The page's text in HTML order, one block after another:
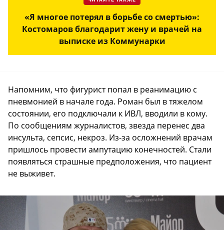
«Я многое потерял в борьбе со смертью»:
Костомаров благодарит жену и врачей на
выписке из Коммунарки
Напомним, что фигурист попал в реанимацию с
пневмонией в начале года. Роман был в тяжелом
состоянии, его подключали к ИВЛ, вводили в кому.
По сообщениям журналистов, звезда перенес два
инсульта, сепсис, некроз. Из-за осложнений врачам
пришлось провести ампутацию конечностей. Стали
появляться страшные предположения, что пациент
не выживет.